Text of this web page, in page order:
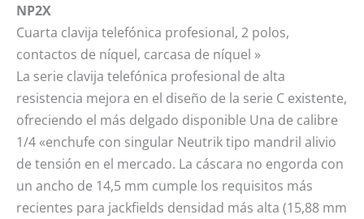
NP2X
Cuarta clavija telefónica profesional, 2 polos,
contactos de níquel, carcasa de níquel »
La serie clavija telefónica profesional de alta
resistencia mejora en el diseño de la serie C existente,
ofreciendo el más delgado disponible Una de calibre
1/4 «enchufe con singular Neutrik tipo mandril alivio
de tensión en el mercado. La cáscara no engorda con
un ancho de 14,5 mm cumple los requisitos más
recientes para jackfields densidad más alta (15,88 mm